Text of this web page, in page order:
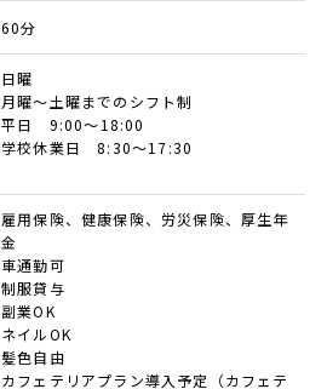
60分
日曜
月曜〜土曜までのシフト制
平日 9:00～18:00
学校休業日 8:30～17:30
雇用保険、健康保険、労災保険、厚生年
金
車通勤可
制服貸与
副業OK
ネイルOK
髪色自由
カフェテリアプラン導入予定（カフェテ